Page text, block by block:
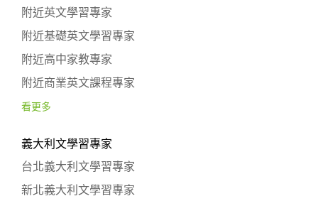
附近英文學習專家
附近基礎英文學習專家
附近高中家教專家
附近商業英文課程專家
看更多
義大利文學習專家
台北義大利文學習專家
新北義大利文學習專家